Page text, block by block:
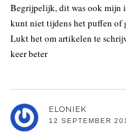
Begrijpelijk, dit was ook mijn
kunt niet tijdens het puffen
Lukt het om artikelen te
keer beter
ELONIEK
12 SEPTEMBER